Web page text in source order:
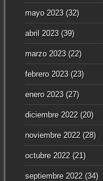
mayo 2023(32)
abril 2023(39)
marzo 2023(22)
febrero 2023(23)
enero 2023(27)
diciembre 2022(20)
noviembre 2022(28)
octubre 2022(21)
septiembre 2022(34)